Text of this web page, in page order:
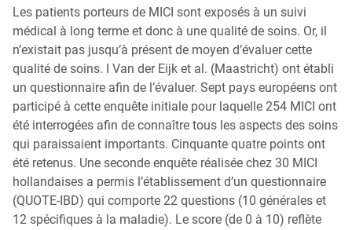
Les patients porteurs de MICI sont exposés à un suivi
médical à long terme et donc à une qualité de soins. Or, il
n’existait pas jusqu’à présent de moyen d’évaluer cette
qualité de soins. I Van der Eijk et al. (Maastricht) ont établi
un questionnaire afin de l’évaluer. Sept pays européens ont
participé à cette enquête initiale pour laquelle 254 MICI ont
été interrogées afin de connaître tous les aspects des soins
qui paraissaient importants. Cinquante quatre points ont
été retenus. Une seconde enquête réalisée chez 30 MICI
hollandaises a permis l’établissement d’un questionnaire
(QUOTE-IBD) qui comporte 22 questions (10 générales et
12 spécifiques à la maladie). Le score (de 0 à 10) reflète